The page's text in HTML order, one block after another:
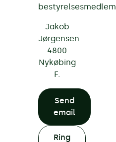
bestyrelsesmedlem
Jakob
Jørgensen
4800
Nykøbing
F.
Send
email
Ring